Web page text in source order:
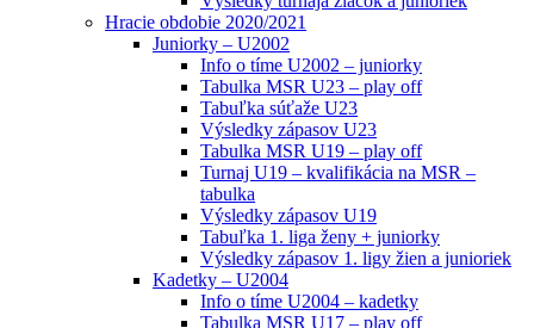
Hracie obdobie 2020/2021
Juniorky – U2002
Info o tíme U2002 – juniorky
Tabulka MSR U23 – play off
Tabuľka súťaže U23
Výsledky zápasov U23
Tabulka MSR U19 – play off
Turnaj U19 – kvalifikácia na MSR –
tabulka
Výsledky zápasov U19
Tabuľka 1. liga ženy + juniorky
Výsledky zápasov 1. ligy žien a junioriek
Kadetky – U2004
Info o tíme U2004 – kadetky
Tabulka MSR U17 – play off